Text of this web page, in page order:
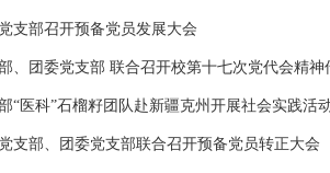
支部召开预备党员发展大会
、团委党支部 联合召开校第十七次党代会精神
“医科”石榴籽团队赴新疆克州开展社会实践活
支部、团委党支部联合召开预备党员转正大会